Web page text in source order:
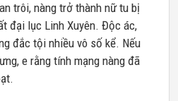
trôi, nàng trở thành nữ tu bị
đại lục Linh Xuyên. Độc ác,
đắc tội nhiều vô số kể. Nếu
e rằng tính mạng nàng đã